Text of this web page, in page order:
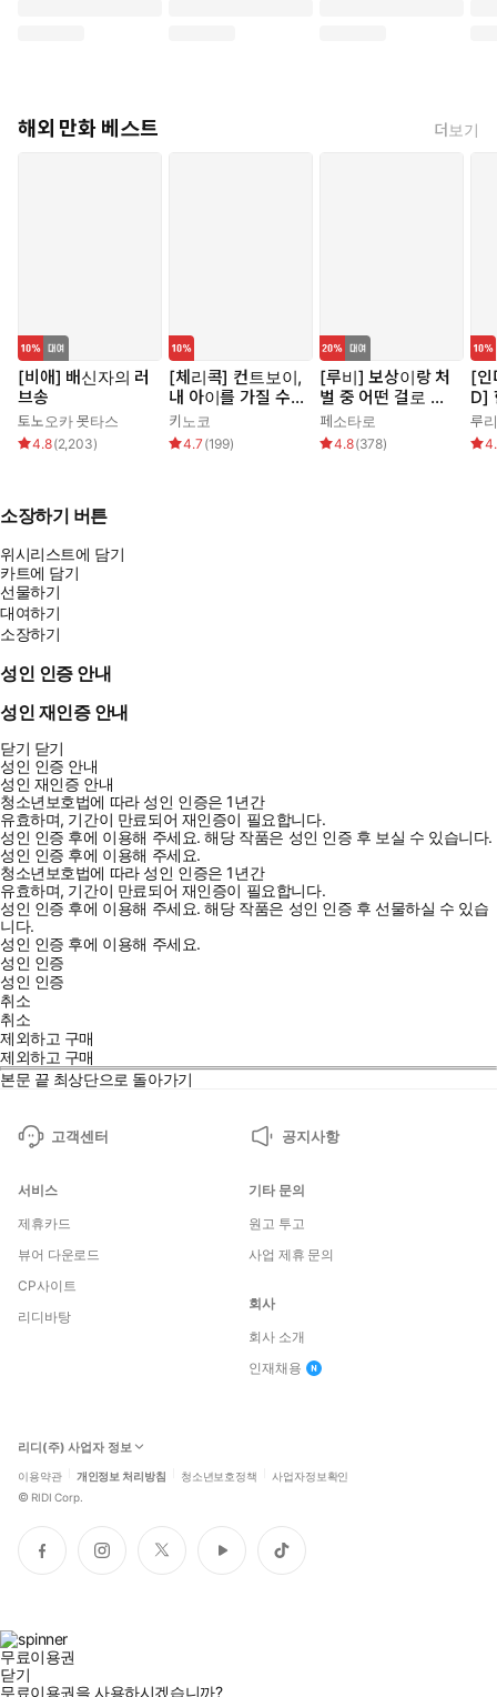
해외 만화 베스트 더보기
[비애] 배신자의 러
브송
토노오카 못타스
4.8(2,203)
[체리콕] 컨트보이,
내 아이를 가질 수
있습니다!
키노코
4.7 (199)
[루비] 보상이랑 처
벌 중 어떤 걸로 할
래요?
페소타로
4.8(378)
[인
D]
봐
루
소장하기 버튼
위시리스트에 담기
카트에 담기
선물하기
대여하기
소장하기
성인 인증 안내
성인 재인증 안내
닫기 닫기
성인 인증 안내
성인 재인증 안내
청소년보호법에 따라 성인 인증은 1년간
유효하며, 기간이 만료되어 재인증이 필요합니다.
성인 인증 후에 이용해 주세요.해당 작품은 성인 인증 후 보실 수 있습니다.
성인 인증 후에 이용해 주세요.
청소년보호법에 따라 성인 인증은 1년간
유효하며, 기간이 만료되어 재인증이 필요합니다.
성인 인증 후에 이용해 주세요.해당 작품은 성인 인증 후 선물하실 수 있습
니다.
성인 인증 후에 이용해 주세요.
성인 인증
성인 인증
취소
취소
제외하고 구매
제외하고 구매
본문 끝 최상단으로 돌아가기
고객센터 공지사항
서비스
제휴카드
뷰어 다운로드
CP사이트
리디바탕
기타 문의
원고 투고
사업 제휴 문의
회사
회사 소개
인재채용
리디(주) 사업자 정보
이용약관 개인정보 처리방침 청소년보호정책 사업자정보확인
© RIDI Corp.
페
이
인
스
트
위
유
튜
틱
톡
무료이용권
닫기
무료이용권을 사용하시겠습니까?